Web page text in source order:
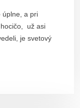
úplne, a pri
už asi
je svetový